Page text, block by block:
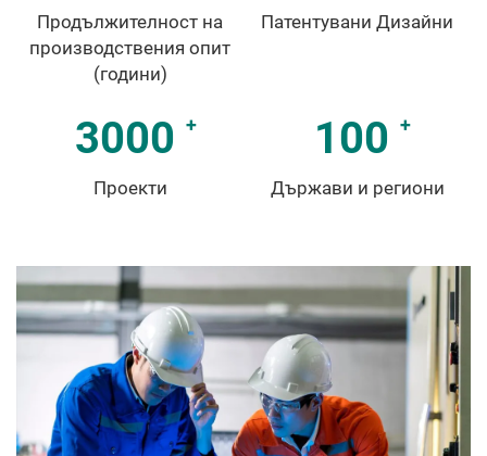
Продължителност на
производствения опит
(години)
Патентувани Дизайни
3000
Проекти
100
Държави и региони